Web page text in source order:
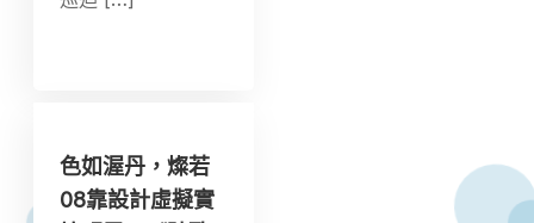
色如渥丹，燦若
08靠設計虛擬實